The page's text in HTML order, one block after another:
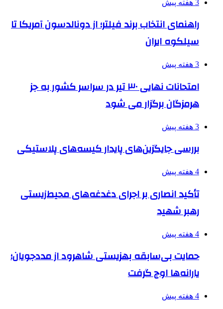
3 هفته پیش
راهنمای انتخاب برند فیلتر؛ از دونالدسون آمریکا تا
سیلکوه ایران
3 هفته پیش
امتحانات نهایی ۳۰ تیر در سراسر کشور به جز
هرمزگان برگزار می شود
3 هفته پیش
بررسی جایگزین‌های پایدار کیسه‌های پلاستیکی
4 هفته پیش
تأکید انصاری بر اجرای دغدغه‌های محیط‌زیستی
رهبر شهید
4 هفته پیش
حمایت بی‌سابقه بهزیستی شاهرود از مددجویان؛
یارانه‌ها اوج گرفت
4 هفته پیش